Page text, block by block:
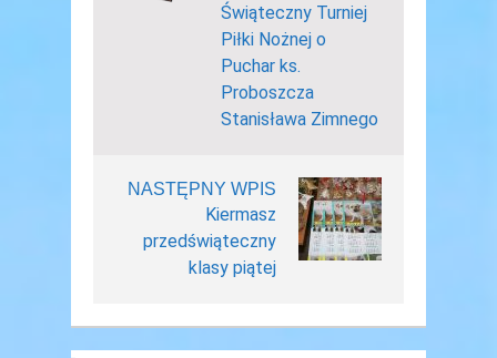
Świąteczny Turniej
Piłki Nożnej o
Puchar ks.
Proboszcza
Stanisława Zimnego
NASTĘPNY WPIS
Kiermasz
przedświąteczny
klasy piątej